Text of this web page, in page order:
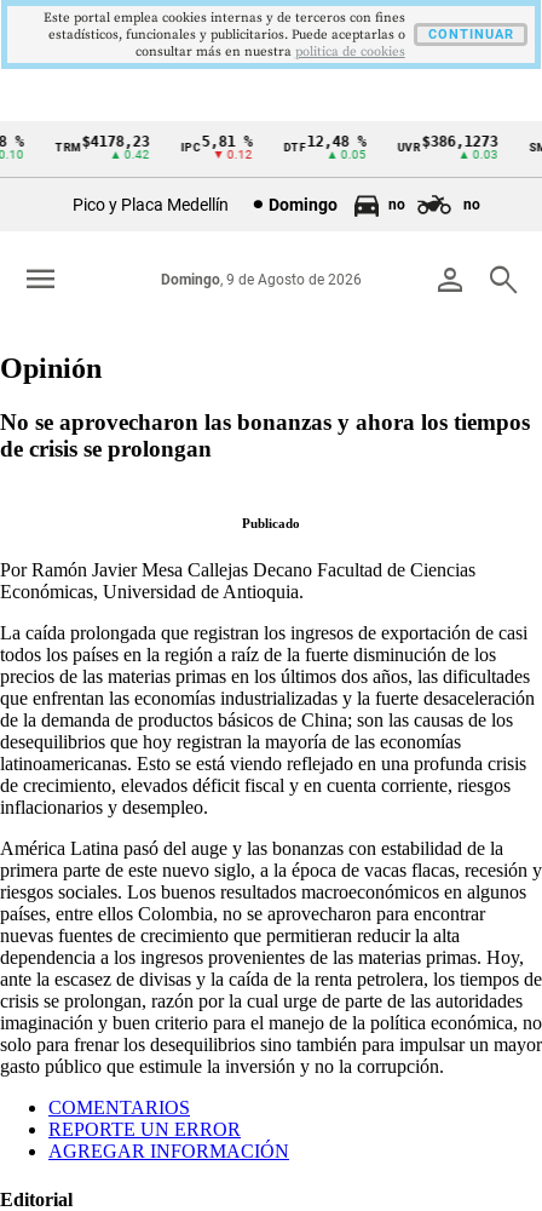
Cintillo
Colombia
TRM$4178,23
▲ 0.42
IPC5,81 %
▼ 0.12
DTF12,48 %
▲ 0.05
UVR$386,1273
▲ 0.03
Pico y Placa Medellín Domingo no no
person search
Domingo, 9 de Agosto de 2026
menu
Opinión
No se aprovecharon las bonanzas y ahora los tiempos
de crisis se prolongan
Publicado
Por Ramón Javier Mesa Callejas Decano Facultad de Ciencias
Económicas, Universidad de Antioquia.
La caída prolongada que registran los ingresos de exportación de casi
todos los países en la región a raíz de la fuerte disminución de los
precios de las materias primas en los últimos dos años, las dificultades
que enfrentan las economías industrializadas y la fuerte desaceleración
de la demanda de productos básicos de China; son las causas de los
desequilibrios que hoy registran la mayoría de las economías
latinoamericanas. Esto se está viendo reflejado en una profunda crisis
de crecimiento, elevados déficit fiscal y en cuenta corriente, riesgos
inflacionarios y desempleo.
América Latina pasó del auge y las bonanzas con estabilidad de la
primera parte de este nuevo siglo, a la época de vacas flacas, recesión y
riesgos sociales. Los buenos resultados macroeconómicos en algunos
países, entre ellos Colombia, no se aprovecharon para encontrar
nuevas fuentes de crecimiento que permitieran reducir la alta
dependencia a los ingresos provenientes de las materias primas. Hoy,
ante la escasez de divisas y la caída de la renta petrolera, los tiempos de
crisis se prolongan, razón por la cual urge de parte de las autoridades
imaginación y buen criterio para el manejo de la política económica, no
solo para frenar los desequilibrios sino también para impulsar un mayor
gasto público que estimule la inversión y no la corrupción.
COMENTARIOS
REPORTE UN ERROR
AGREGAR INFORMACIÓN
Editorial
Este portal emplea cookies internas y de terceros con fines
estadísticos, funcionales y publicitarios. Puede aceptarlas o
consultar más en nuestra politica de cookies
CONTINUAR